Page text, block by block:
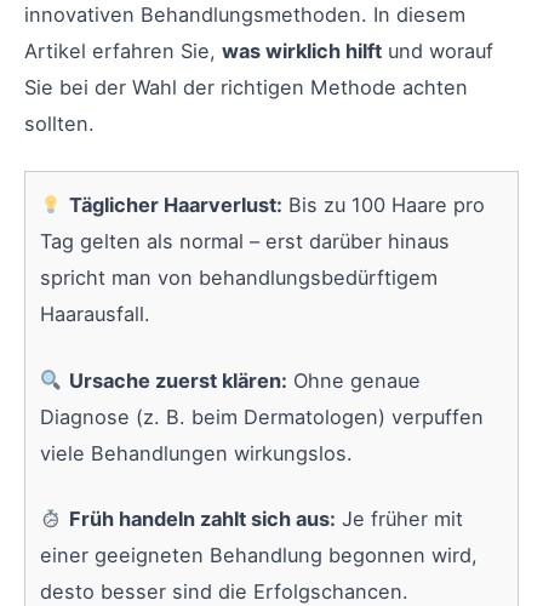
innovativen Behandlungsmethoden. In diesem
Artikel erfahren Sie, was wirklich hilft und worauf
Sie bei der Wahl der richtigen Methode achten
sollten.
Täglicher Haarverlust: Bis zu 100 Haare pro
Tag gelten als normal – erst darüber hinaus
spricht man von behandlungsbedürftigem
Haarausfall.
Ursache zuerst klären: Ohne genaue
Diagnose (z. B. beim Dermatologen) verpuffen
viele Behandlungen wirkungslos.
Früh handeln zahlt sich aus: Je früher mit
einer geeigneten Behandlung begonnen wird,
desto besser sind die Erfolgschancen.